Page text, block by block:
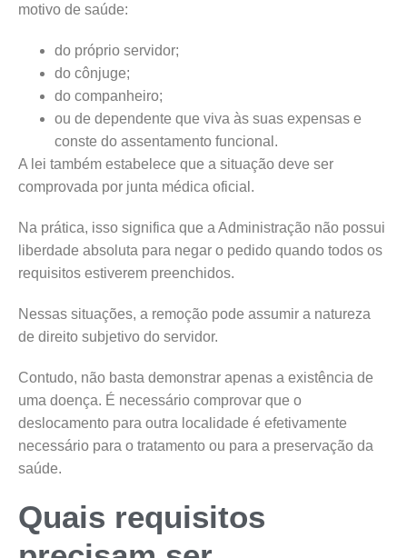
motivo de saúde:
do próprio servidor;
do cônjuge;
do companheiro;
ou de dependente que viva às suas expensas e
conste do assentamento funcional.
A lei também estabelece que a situação deve ser
comprovada por junta médica oficial.
Na prática, isso significa que a Administração não possui
liberdade absoluta para negar o pedido quando todos os
requisitos estiverem preenchidos.
Nessas situações, a remoção pode assumir a natureza
de direito subjetivo do servidor.
Contudo, não basta demonstrar apenas a existência de
uma doença. É necessário comprovar que o
deslocamento para outra localidade é efetivamente
necessário para o tratamento ou para a preservação da
saúde.
Quais requisitos